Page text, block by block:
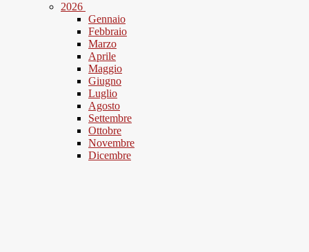
2026
Gennaio
Febbraio
Marzo
Aprile
Maggio
Giugno
Luglio
Agosto
Settembre
Ottobre
Novembre
Dicembre